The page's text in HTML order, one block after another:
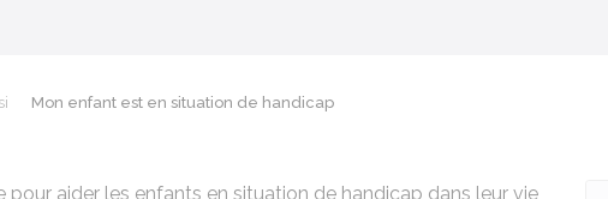
Mon enfant est en situation de handicap
pour aider les enfants en situation de handicap dans leur vie